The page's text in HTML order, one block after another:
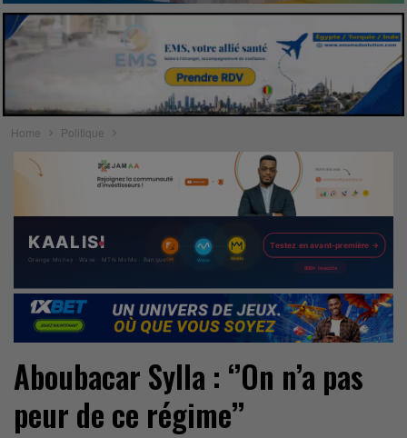
Home Politique
Aboubacar Sylla : ‘’On n’a pas
peur de ce régime’’